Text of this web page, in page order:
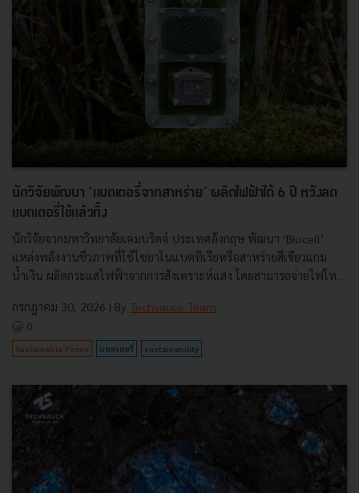
นักวิจัยพัฒนา ‘แบตเตอรี่จากสาหร่าย’ ผลิตไฟฟ้าได้ 6 ปี หวังลด
แบตเตอรี่ใช้แล้วทิ้ง
นักวิจัยจากมหาวิทยาลัยเคมบริดจ์ ประเทศอังกฤษ พัฒนา ‘Biocell’
แหล่งพลังงานชีวภาพที่ใช้ไซยาโนแบคทีเรียหรือสาหร่ายสีเขียวแกม
น้ำเงิน ผลิตกระแสไฟฟ้าจากการสังเคราะห์แสง โดยสามารถจ่ายไฟให...
กรกฎาคม 30, 2026 | By Techsauce Team
0
Sustainable Focus แบตเตอรี่ sustainability